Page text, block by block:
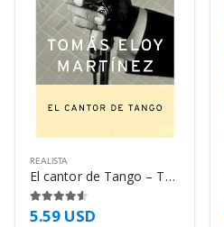
REALISTA
El cantor de Tango – Tomás Eloy Martínez
4.50de 5
5.59 USD